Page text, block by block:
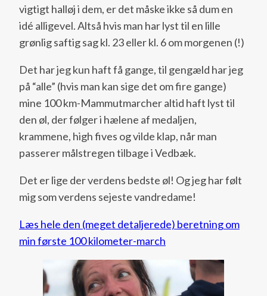
vigtigt halløj i dem, er det måske ikke så dum en
idé alligevel. Altså hvis man har lyst til en lille
grønlig saftig sag kl. 23 eller kl. 6 om morgenen (!)
Det har jeg kun haft få gange, til gengæld har jeg
på “alle” (hvis man kan sige det om fire gange)
mine 100 km-Mammutmarcher altid haft lyst til
den øl, der følger i hælene af medaljen,
krammene, high fives og vilde klap, når man
passerer målstregen tilbage i Vedbæk.
Det er lige der verdens bedste øl! Og jeg har følt
mig som verdens sejeste vandredame!
Læs hele den (meget detaljerede) beretning om
min første 100 kilometer-march